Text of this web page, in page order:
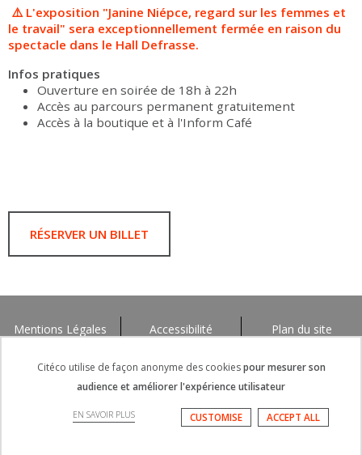
⚠️ L'exposition "Janine Niépce, regard sur les femmes et
le travail" sera exceptionnellement fermée en raison du
spectacle dans le Hall Defrasse.
Infos pratiques
Ouverture en soirée de 18h à 22h
Accès au parcours permanent gratuitement
Accès à la boutique et à l'Inform Café
RÉSERVER UN BILLET
Mentions Légales Accessibilité Plan du site
Citéco utilise de façon anonyme des cookiespour mesurer son
audience et améliorer l'expérience utilisateur
EN SAVOIR PLUS ACCEPT ALL
CUSTOMISE